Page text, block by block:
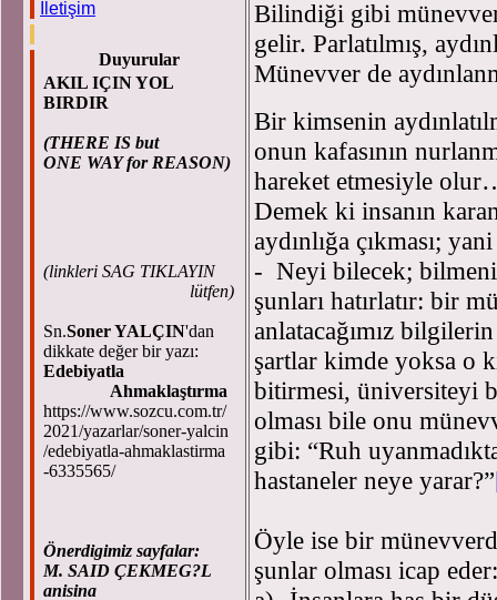
İletişim
Duyurular
AKIL IÇIN YOL
BIRDIR
(THERE IS but
ONE WAY for REASON)
(linkleri SAG TIKLAYIN
lütfen)
Sn.Soner YALÇIN'dan
dikkate değer bir yazı:
Edebiyatla
Ahmaklaştırma
https://www.sozcu.com.tr/
2021/yazarlar/soner-yalcin
/edebiyatla-ahmaklastirma
-6335565/
Önerdigimiz sayfalar:
M. SAID ÇEKMEG?L
anisina
Bilindiği gibi münevver
gelir. Parlatılmış,
Münevver de
Bir kimsenin
onun kafasının
hareket etmesiyle
Demek ki insanın
aydınlığa çıkması;
- Neyi bilecek;
şunları hatırlatır: bir
anlatacağımız
şartlar kimde yoksa o
bitirmesi, üniversiteyi
olması bile onu
gibi: “Ruh
hastaneler neye yarar?”
Öyle ise bir
şunlar olması icap eder: